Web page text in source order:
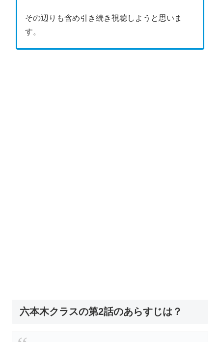
その辺りも含め引き続き視聴しようと思いま
す。
六本木クラスの第2話のあらすじは？